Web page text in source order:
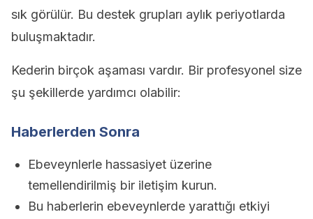
sık görülür. Bu destek grupları aylık periyotlarda
buluşmaktadır.
Kederin birçok aşaması vardır. Bir profesyonel size
şu şekillerde yardımcı olabilir:
Haberlerden Sonra
Ebeveynlerle hassasiyet üzerine
temellendirilmiş bir iletişim kurun.
Bu haberlerin ebeveynlerde yarattığı etkiyi